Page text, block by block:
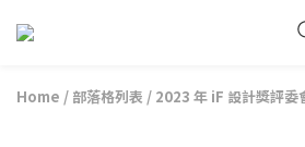
Home / 部落格列表 / 2023 年 iF 設計獎評委